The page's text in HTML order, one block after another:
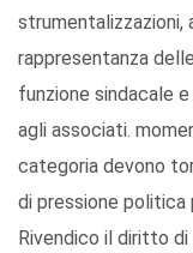
strumentalizzazioni,
rappresentanza
funzione sindacale
agli associati.
categoria devono
di pressione politica
Rivendico il diritto